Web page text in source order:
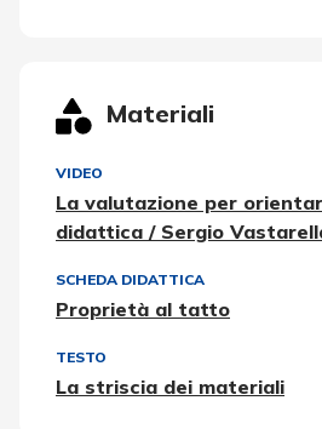
Materiali
VIDEO
La valutazione per
didattica / Sergio
SCHEDA DIDATTICA
Proprietà al tatto
TESTO
La striscia dei materiali